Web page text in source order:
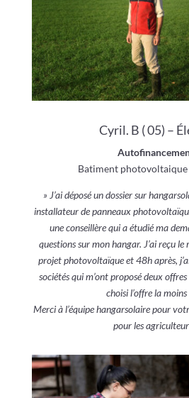
Cyril. B ( 05) –
Batiment photovoltaique
» J’ai déposé un dossier sur
installateur de panneaux
une conseillère qui a étudié ma
questions sur mon hangar. J’ai reçu
projet photovoltaïque et 48h après,
sociétés qui m’ont proposé deux
choisi l’offre la
Merci à l’équipe hangarsolaire pour
pour les